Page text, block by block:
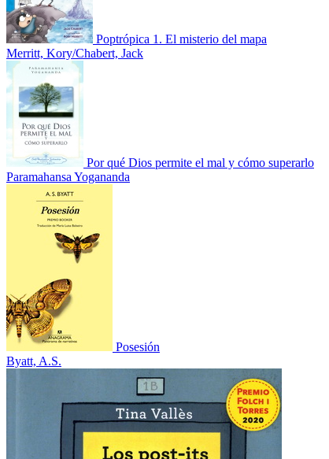
Poptrópica 1. El misterio del mapa
Merritt, Kory/Chabert, Jack
Por qué Dios permite el mal y cómo superarlo
Paramahansa Yogananda
Posesión
Byatt, A.S.